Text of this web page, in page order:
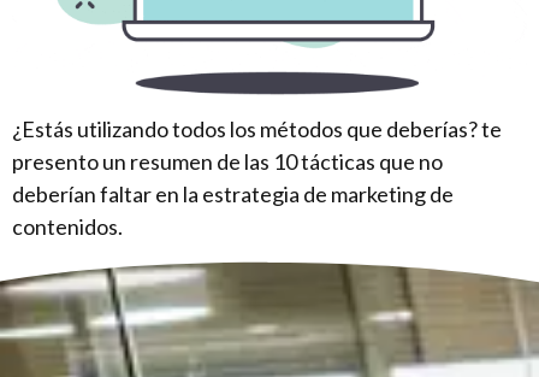
¿Estás utilizando todos los métodos que deberías? te
presento un resumen de las 10 tácticas que no
deberían faltar en la estrategia de marketing de
contenidos.